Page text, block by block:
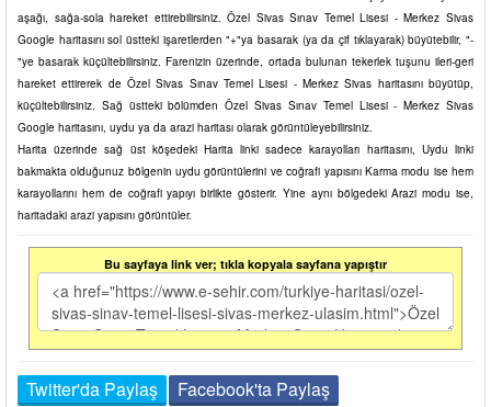
aşağı, sağa-sola hareket ettirebilirsiniz. Özel Sivas Sınav Temel Lisesi - Merkez Sivas
Google haritasını sol üstteki işaretlerden "+"ya basarak (ya da çif tıklayarak) büyütebilir, "-
"ye basarak küçültebilirsiniz. Farenizin üzerinde, ortada bulunan tekerlek tuşunu ileri-geri
hareket ettirerek de Özel Sivas Sınav Temel Lisesi - Merkez Sivas haritasını büyütüp,
küçültebilirsiniz. Sağ üstteki bölümden Özel Sivas Sınav Temel Lisesi - Merkez Sivas
Google haritasını, uydu ya da arazi haritası olarak görüntüleyebilirsiniz.
Harita üzerinde sağ üst köşedeki Harita linki sadece karayolları haritasını, Uydu linki
bakmakta olduğunuz bölgenin uydu görüntülerini ve coğrafi yapısını Karma modu ise hem
karayollarını hem de coğrafi yapıyı birlikte gösterir. Yine aynı bölgedeki Arazi modu ise,
haritadaki arazi yapısını görüntüler.
Bu sayfaya link ver; tıkla kopyala sayfana yapıştır
Twitter'da Paylaş
Facebook'ta Paylaş